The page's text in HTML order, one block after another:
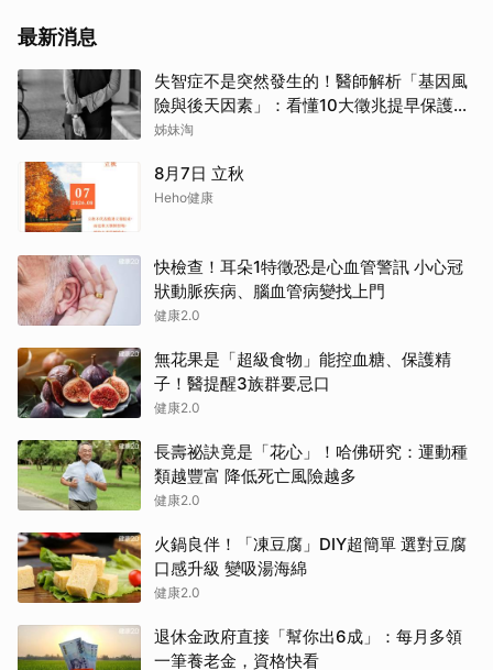
最新消息
失智症不是突然發生的！醫師解析「基因風
險與後天因素」：看懂10大徵兆提早保護大
腦
姊妹淘
8月7日 立秋
Heho健康
快檢查！耳朵1特徵恐是心血管警訊 小心冠
狀動脈疾病、腦血管病變找上門
健康2.0
無花果是「超級食物」能控血糖、保護精
子！醫提醒3族群要忌口
健康2.0
長壽祕訣竟是「花心」！哈佛研究：運動種
類越豐富 降低死亡風險越多
健康2.0
火鍋良伴！「凍豆腐」DIY超簡單 選對豆腐
口感升級 變吸湯海綿
健康2.0
退休金政府直接「幫你出6成」：每月多領
一筆養老金，資格快看